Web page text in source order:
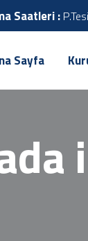
Saatleri :
Sayfa